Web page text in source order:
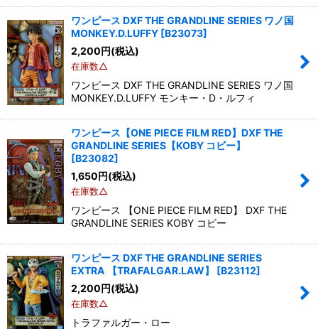
ワンピース DXF THE GRANDLINE SERIES ワノ国
MONKEY.D.LUFFY [B23073]
2,200円(税込)
在庫数△
ワンピース DXF THE GRANDLINE SERIES ワノ国
MONKEY.D.LUFFY モンキー・D・ルフィ
ワンピース【ONE PIECE FILM RED】DXF THE
GRANDLINE SERIES【KOBY コビー】
[B23082]
1,650円(税込)
在庫数△
ワンピース 【ONE PIECE FILM RED】 DXF THE
GRANDLINE SERIES KOBY コビー
ワンピース DXF THE GRANDLINE SERIES
EXTRA 【TRAFALGAR.LAW】
[B23112]
2,200円(税込)
在庫数△
トラファルガー・ロー